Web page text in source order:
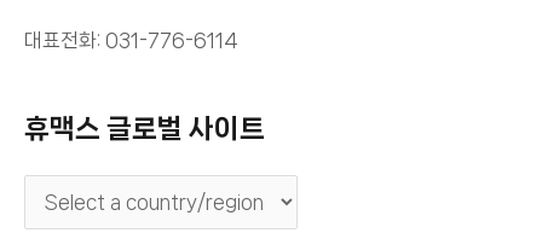
대표전화: 031-776-6114
휴맥스 글로벌 사이트